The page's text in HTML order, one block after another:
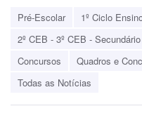
Pré-Escolar
1º Ciclo
2º CEB - 3º CEB - Secundário
Concursos
Quadros e
Todas as Notícias